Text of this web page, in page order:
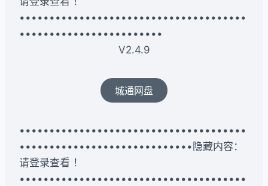
••••••••••••••••••••••••••••••••••••••
••••••••••••••••••••••••
V2.4.9
城通网盘
••••••••••••••••••••••••••••••••••••••
•••••••••••••••••••••••••••••隐藏内容：
请登录查看 ！
••••••••••••••••••••••••••••••••••••••